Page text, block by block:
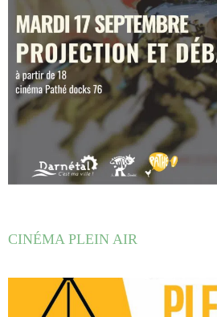
CINÉMA PLEIN AIR